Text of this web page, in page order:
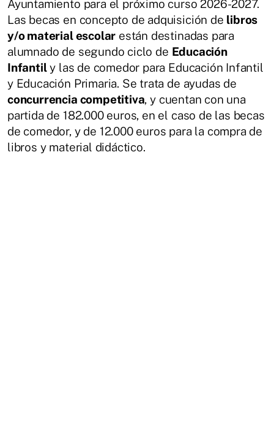
Ayuntamiento para el próximo curso 2026-2027.
Las becas en concepto de adquisición de libros
y/o material escolar están destinadas para
alumnado de segundo ciclo de Educación
Infantily las de comedor para Educación Infantil
y Educación Primaria. Se trata de ayudas de
concurrencia competitiva, y cuentan con una
partida de 182.000 euros, en el caso de las becas
de comedor, y de 12.000 euros para la compra de
libros y material didáctico.